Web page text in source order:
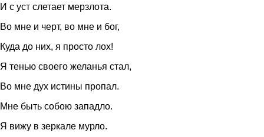
И с уст слетает мерзлота.
Во мне и черт, во мне и бог,
Куда до них, я просто лох!
Я тенью своего желанья стал,
Во мне дух истины пропал.
Мне быть собою западло.
Я вижу в зеркале мурло.